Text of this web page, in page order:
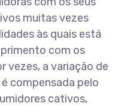
muitas vezes
às quais está
com os
vezes, a variação de
compensada pelo
cativos,